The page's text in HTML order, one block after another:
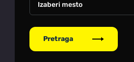
Izaberi mesto
Pretraga